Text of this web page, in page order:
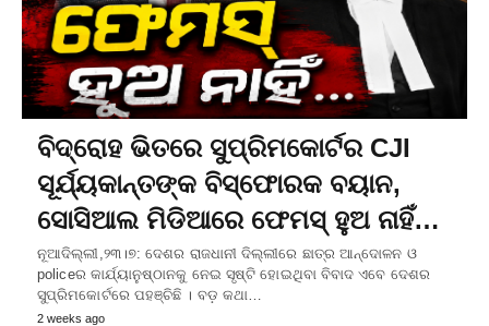
ବିଦ୍ରୋହ ଭିତରେ ସୁପ୍ରିମକୋର୍ଟର CJI
ସୂର୍ଯ୍ୟକାନ୍ତଙ୍କ ବିସ୍ଫୋରକ ବୟାନ,
ସୋସିଆଲ ମିଡିଆରେ ଫେମସ୍‌ ହୁଅ ନାହିଁ…
ନୂଆଦିଲ୍ଲୀ,୨୩।୭: ଦେଶର ରାଜଧାନୀ ଦିଲ୍ଲୀରେ ଛାତ୍ର ଆନ୍ଦୋଳନ ଓ
policeର କାର୍ଯ୍ୟାନୁଷ୍ଠାନକୁ ନେଇ ସୃଷ୍ଟି ହୋଇଥିବା ବିବାଦ ଏବେ ଦେଶର
ସୁପ୍ରିମକୋର୍ଟରେ ପହଞ୍ଚିଛି । ବଡ଼ କଥା…
2 weeks ago